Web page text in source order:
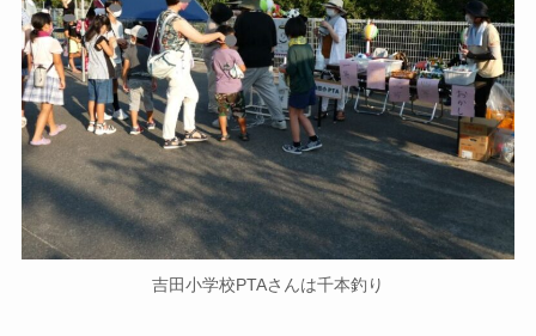
吉田小学校PTAさんは千本釣り